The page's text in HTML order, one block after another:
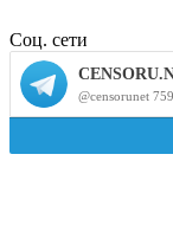
Соц. сети